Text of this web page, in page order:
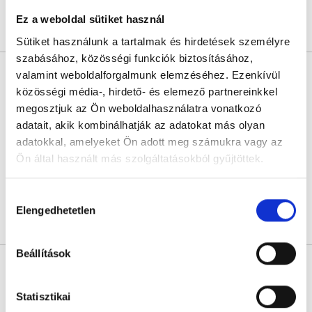
Ez a weboldal sütiket használ
Sütiket használunk a tartalmak és hirdetések személyre
szabásához, közösségi funkciók biztosításához,
valamint weboldalforgalmunk elemzéséhez. Ezenkívül
közösségi média-, hirdető- és elemező partnereinkkel
megosztjuk az Ön weboldalhasználatra vonatkozó
adatait, akik kombinálhatják az adatokat más olyan
adatokkal, amelyeket Ön adott meg számukra vagy az
Ön által használt más szolgáltatásokból gyűjtöttek.
szabályzat:https://foglaljorvost.hu/info/foglaljorvost-
kiválasztása
Elengedhetetlen
Beállítások
Statisztikai
Dr. Vajda Miklós
Nőgyógyász
4.8
350 értékelés
Dr. Vajda Miklós magánrendelése
Budapest, II. kerület, Margit krt. 58. I. em. 5.
Profil